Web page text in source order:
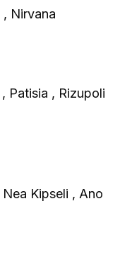
Nirvana
Patisia , Rizupoli
Kipseli , Ano